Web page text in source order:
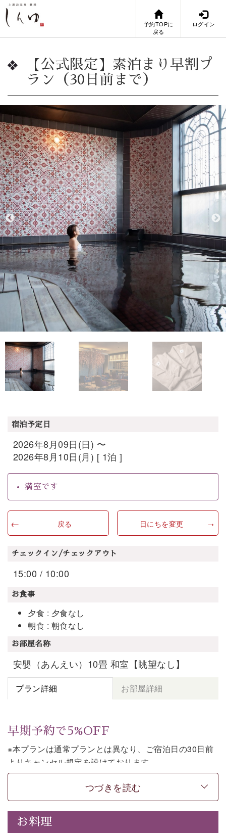
予約TOPに
戻る
ログイン
【公式限定】素泊まり早割プ
ラン（30日前まで）
宿泊予定日
2026年8月09日(日) 〜
2026年8月10日(月) [ 1泊 ]
満室です
戻る 日にちを変更
チェックイン/チェックアウト
15:00 / 10:00
お食事
夕食 : 夕食なし
朝食 : 朝食なし
お部屋名称
安嬰（あんえい）10畳 和室【眺望なし】
プラン詳細 お部屋詳細
早期予約で5%OFF
※本プランは通常プランとは異なり、ご宿泊日の30日前
よりキャンセル規定を設けております。
※本プランは素泊まりのプランです。2食付きでご利用ご
【公式限定価格】早割プラン（30日前
まで）」をご利用ください。
上諏訪温泉しんゆでは、30日前までのご予約で、5%割
つづきを読む
お料理